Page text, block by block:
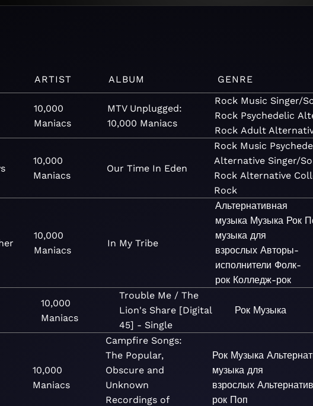
ARTIST ALBUM GENRE
10,000
Maniacs
MTV Unplugged:
10,000 Maniacs
Rock Music Singer/
Rock Psychedelic
Rock Adult
10,000
Maniacs
Our Time In Eden
Rock Music
Alternative Singer/
Rock Alternative
Rock
10,000
Maniacs
In My Tribe
Альтернативная
музыка Музыка Рок
музыка для
взрослых Авторы-
исполнители Фолк-
рок Колледж-рок
10,000
Maniacs
Trouble Me / The
Lion's Share [Digital
45] - Single
Рок Музыка
10,000
Maniacs
Campfire Songs:
The Popular,
Obscure and
Unknown
Recordings of
Рок Музыка
музыка для
взрослых
рок Поп